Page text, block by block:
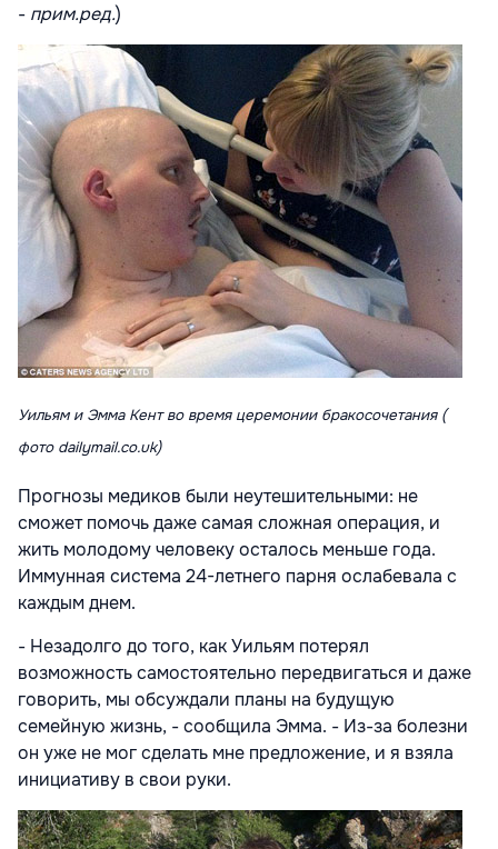
- прим.ред.)
Уильям и Эмма Кент во время церемонии бракосочетания (
фото dailymail.co.uk)
Прогнозы медиков были неутешительными: не
сможет помочь даже самая сложная операция, и
жить молодому человеку осталось меньше года.
Иммунная система 24-летнего парня ослабевала с
каждым днем.
- Незадолго до того, как Уильям потерял
возможность самостоятельно передвигаться и даже
говорить, мы обсуждали планы на будущую
семейную жизнь, - сообщила Эмма. - Из-за болезни
он уже не мог сделать мне предложение, и я взяла
инициативу в свои руки.